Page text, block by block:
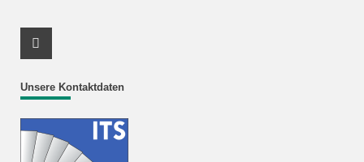
Unsere Kontaktdaten
Youtube Profil